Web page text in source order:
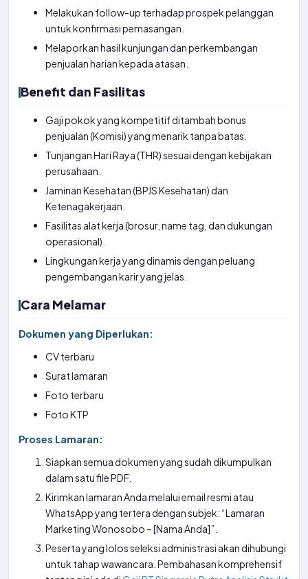
Melakukan follow-up terhadap prospek pelanggan
untuk konfirmasi pemasangan.
Melaporkan hasil kunjungan dan perkembangan
penjualan harian kepada atasan.
Benefit dan Fasilitas
Gaji pokok yang kompetitif ditambah bonus
penjualan (Komisi) yang menarik tanpa batas.
Tunjangan Hari Raya (THR) sesuai dengan kebijakan
perusahaan.
Jaminan Kesehatan (BPJS Kesehatan) dan
Ketenagakerjaan.
Fasilitas alat kerja (brosur, name tag, dan dukungan
operasional).
Lingkungan kerja yang dinamis dengan peluang
pengembangan karir yang jelas.
Cara Melamar
Dokumen yang Diperlukan:
CV terbaru
Surat lamaran
Foto terbaru
Foto KTP
Proses Lamaran:
Siapkan semua dokumen yang sudah dikumpulkan
dalam satu file PDF.
Kirimkan lamaran Anda melalui email resmi atau
WhatsApp yang tertera dengan subjek: “Lamaran
Marketing Wonosobo – [Nama Anda]”.
Peserta yang lolos seleksi administrasi akan dihubungi
untuk tahap wawancara. Pembahasan komprehensif